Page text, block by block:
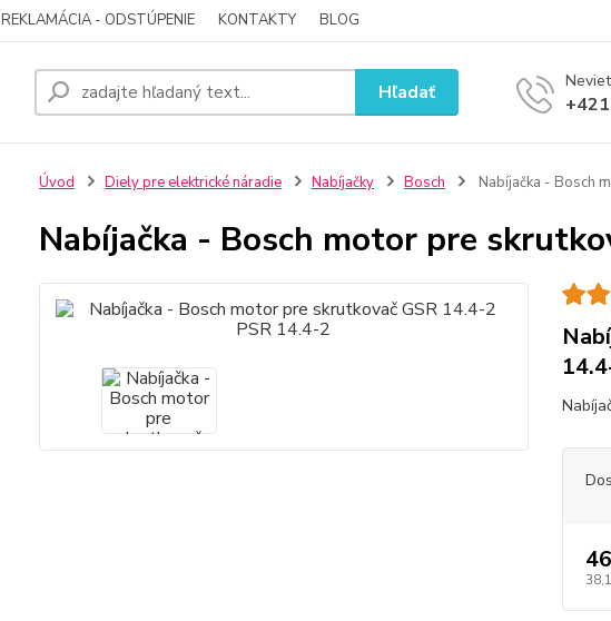
REKLAMÁCIA - ODSTÚPENIE KONTAKTY BLOG
Hľadať
Úvod Diely pre elektrické náradie Nabíjačky Bosch Nabíjačka - Bosch
Nabíjačka - Bosch motor pre